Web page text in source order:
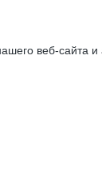
веб-сайта и